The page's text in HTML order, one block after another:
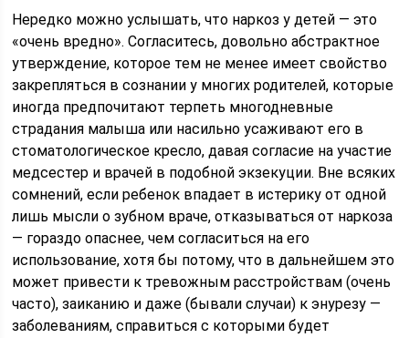
Нередко можно услышать, что наркоз у детей — это
«очень вредно». Согласитесь, довольно абстрактное
утверждение, которое тем не менее имеет свойство
закрепляться в сознании у многих родителей, которые
иногда предпочитают терпеть многодневные
страдания малыша или насильно усаживают его в
стоматологическое кресло, давая согласие на участие
медсестер и врачей в подобной экзекуции. Вне всяких
сомнений, если ребенок впадает в истерику от одной
лишь мысли о зубном враче, отказываться от наркоза
— гораздо опаснее, чем согласиться на его
использование, хотя бы потому, что в дальнейшем это
может привести к тревожным расстройствам (очень
часто), заиканию и даже (бывали случаи) к энурезу —
заболеваниям, справиться с которыми будет